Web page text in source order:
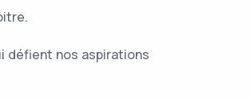
défient nos aspirations